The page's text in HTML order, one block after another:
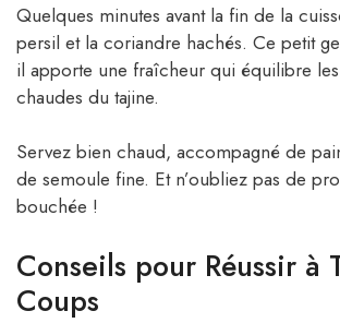
Quelques minutes avant la fin de la
persil et la coriandre hachés. Ce petit
il apporte une fraîcheur qui équilibre les
chaudes du tajine.
Servez bien chaud, accompagné de
de semoule fine. Et n’oubliez pas de
bouchée !
Conseils pour Réussir à
Coups